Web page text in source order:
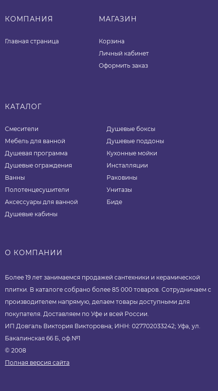
КОМПАНИЯ
Главная страница
МАГАЗИН
Корзина
Личный кабинет
Оформить заказ
КАТАЛОГ
Смесители
Мебель для ванной
Душевая программа
Душевые ограждения
Ванны
Полотенцесушители
Аксессуары для ванной
Душевые кабины
Душевые боксы
Душевые поддоны
Кухонные мойки
Инсталляции
Раковины
Унитазы
Биде
О КОМПАНИИ
Более 19 лет занимаемся продажей сантехники и керамической
плитки. В каталоге собрано более 85 000 товаров. Сотрудничаем с
производителем напрямую, делаем товары доступными для
покупателя. Доставляем по Уфе и всей России.
ИП Довгаль Виктория Викторовна; ИНН: 027702033242; Уфа, ул.
Бакалинская 66 Б, оф.№1
© 2008
Полная версия сайта